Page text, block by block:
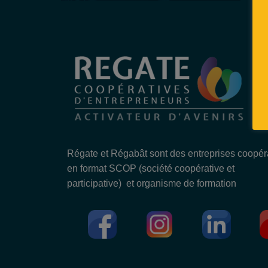
Régate et Régabât sont des entreprises
en format SCOP (société coopérative et
participative) et organisme de formation